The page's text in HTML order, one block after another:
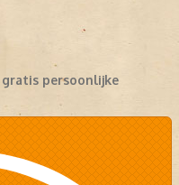
gratis persoonlijke